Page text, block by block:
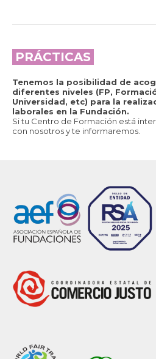
PRÁCTICAS
Tenemos la posibilidad de
diferentes niveles (FP,
Universidad, etc) para la
laborales en la Fundación.
Si tu Centro de Formación está
con nosotros y te informaremos.